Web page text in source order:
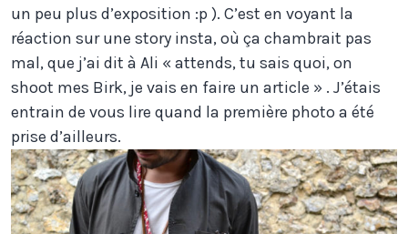
un peu plus d’exposition :p ). C’est en voyant la
réaction sur une story insta, où ça chambrait pas
mal, que j’ai dit à Ali « attends, tu sais quoi, on
shoot mes Birk, je vais en faire un article » . J’étais
entrain de vous lire quand la première photo a été
prise d’ailleurs.